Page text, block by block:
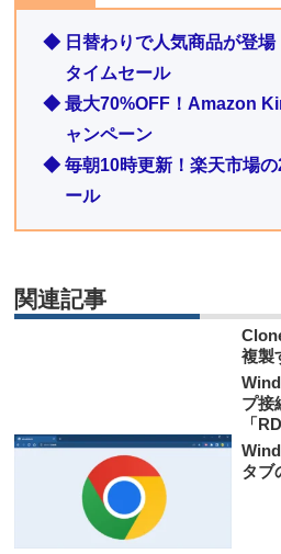
◆ 日替わりで人気商品が登
タイムセール
◆ 最大70%OFF！Amazon
ャンペーン
◆ 毎朝10時更新！楽天市場の
ール
関連記事
複製
プ接
「
タブ